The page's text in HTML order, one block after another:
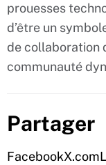
prouesses
d’être un
de collaboration
communauté
Partager
FacebookX.com